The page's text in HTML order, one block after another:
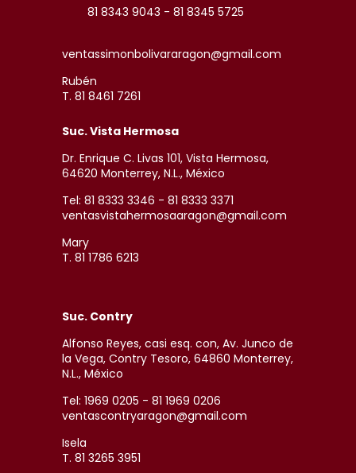
81 8343 9043 - 81 8345 5725
ventassimonbolivararagon@gmail.com
Rubén
T. 81 8461 7261
Suc. Vista Hermosa
Dr. Enrique C. Livas 101, Vista Hermosa,
64620 Monterrey, N.L., México
Tel: 81 8333 3346 - 81 8333 3371
ventasvistahermosaaragon@gmail.com
Mary
T. 81 1786 6213
Suc. Contry
Alfonso Reyes, casi esq. con, Av. Junco de
la Vega, Contry Tesoro, 64860 Monterrey,
N.L., México
Tel: 1969 0205 - 81 1969 0206
ventascontryaragon@gmail.com
Isela
T. 81 3265 3951